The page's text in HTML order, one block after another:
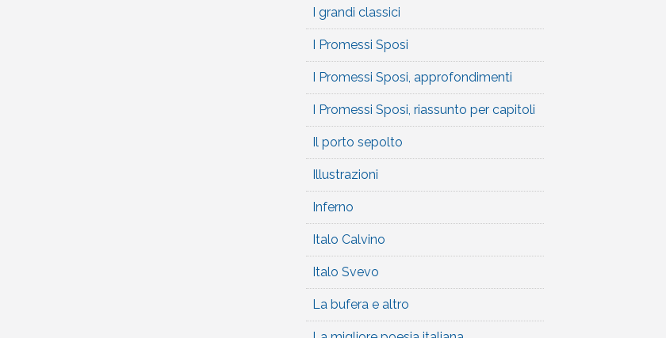
I grandi classici
I Promessi Sposi
I Promessi Sposi, approfondimenti
I Promessi Sposi, riassunto per capitoli
Il porto sepolto
Illustrazioni
Inferno
Italo Calvino
Italo Svevo
La bufera e altro